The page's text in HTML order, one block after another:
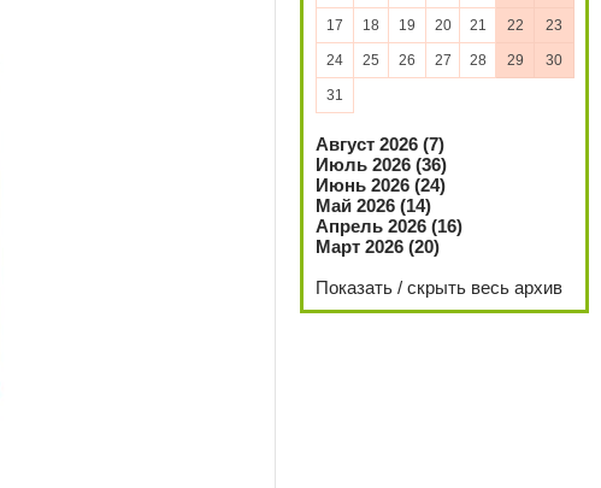
17 18 19 20 21 22 23
24 25 26 27 28 29 30
31
Август 2026 (7)
Июль 2026 (36)
Июнь 2026 (24)
Май 2026 (14)
Апрель 2026 (16)
Март 2026 (20)
Показать / скрыть весь архив